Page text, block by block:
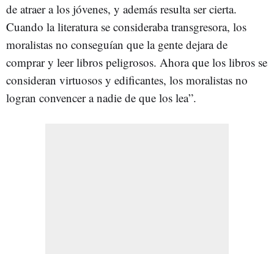
de atraer a los jóvenes, y además resulta ser cierta.
Cuando la literatura se consideraba transgresora, los
moralistas no conseguían que la gente dejara de
comprar y leer libros peligrosos. Ahora que los libros se
consideran virtuosos y edificantes, los moralistas no
logran convencer a nadie de que los lea”.